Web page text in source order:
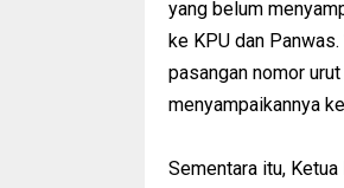
yang belum
ke KPU dan
pasangan nomor
menyampaikannya
Sementara itu,